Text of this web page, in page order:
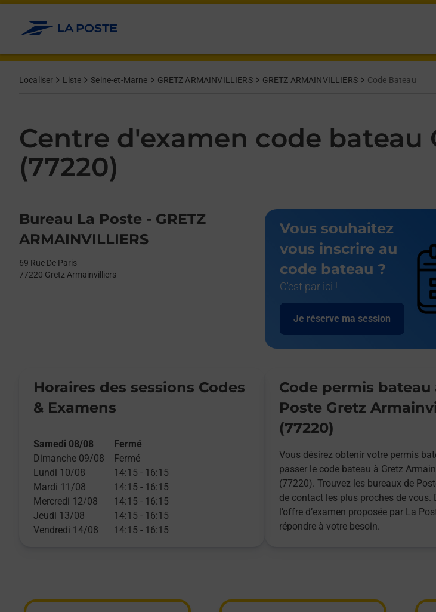
Allez au contenu
Localiser Liste Seine-et-Marne GRETZ ARMAINVILLIERS GRETZ ARMAINVILLIERS Code Bateau
Centre d'examen code
(77220)
Bureau La Poste - GRETZ
ARMAINVILLIERS
69 Rue De Paris
77220 Gretz Armainvilliers
Vous souhaitez
vous inscrire au
code bateau ?
C'est par ici !
Je réserve ma session
Horaires des sessions Codes
& Examens
Day of the WeekHours
Samedi 08/08
Fermé
Dimanche 09/08
Fermé
Lundi 10/08
14:15 - 16:15
Mardi 11/08
14:15 - 16:15
Mercredi 12/08
14:15 - 16:15
Jeudi 13/08
14:15 - 16:15
Vendredi 14/08
14:15 - 16:15
Code permis bateau
Poste Gretz
(77220)
Vous désirez obtenir votre permis
passer le code bateau à Gretz
(77220). Trouvez les bureaux de
de contact les plus proches de vous.
l’offre d’examen proposée par La
répondre à votre besoin.
Get directions to Centre d&#39;examen code bateau at 69 Rue De Paris Gretz Armainvilliers,
lien s'ouvre dans un nouvel onglet
Afficher ou masquer la réponse
Afficher ou masquer la réponse
Afficher ou masquer la réponse
Afficher ou masquer la réponse